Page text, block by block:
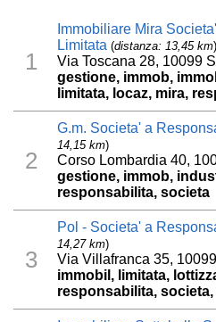
1
Immobiliare Mira
Limitata (distanza: 13,45 km)
Via Toscana 28, 10099
gestione, immob,
limitata, locaz, mira,
2
G.m. Societa' a
14,15 km)
Corso Lombardia 40,
gestione, immob,
responsabilita, societa
3
Pol - Societa' a
14,27 km)
Via Villafranca 35,
immobil, limitata,
responsabilita,